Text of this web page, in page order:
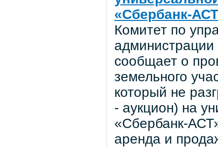
«Сбербанк-
Комитет по
администрации
сообщает о
земельного
который не
- аукцион) на
«Сбербанк-
аренда и